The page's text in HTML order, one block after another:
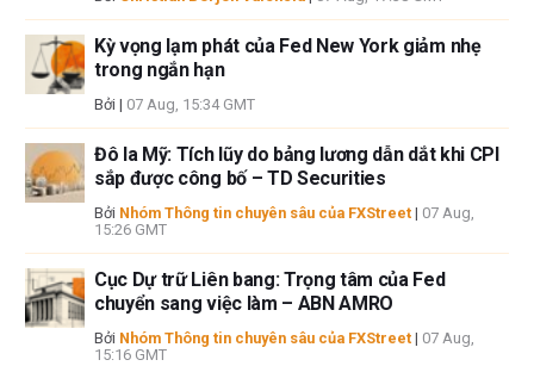
Kỳ vọng lạm phát của Fed New York giảm nhẹ
trong ngắn hạn
Bởi | 07 Aug, 15:34 GMT
Đô la Mỹ: Tích lũy do bảng lương dẫn dắt khi CPI
sắp được công bố – TD Securities
Bởi Nhóm Thông tin chuyên sâu của FXStreet | 07 Aug,
15:26 GMT
Cục Dự trữ Liên bang: Trọng tâm của Fed
chuyển sang việc làm – ABN AMRO
Bởi Nhóm Thông tin chuyên sâu của FXStreet | 07 Aug,
15:16 GMT